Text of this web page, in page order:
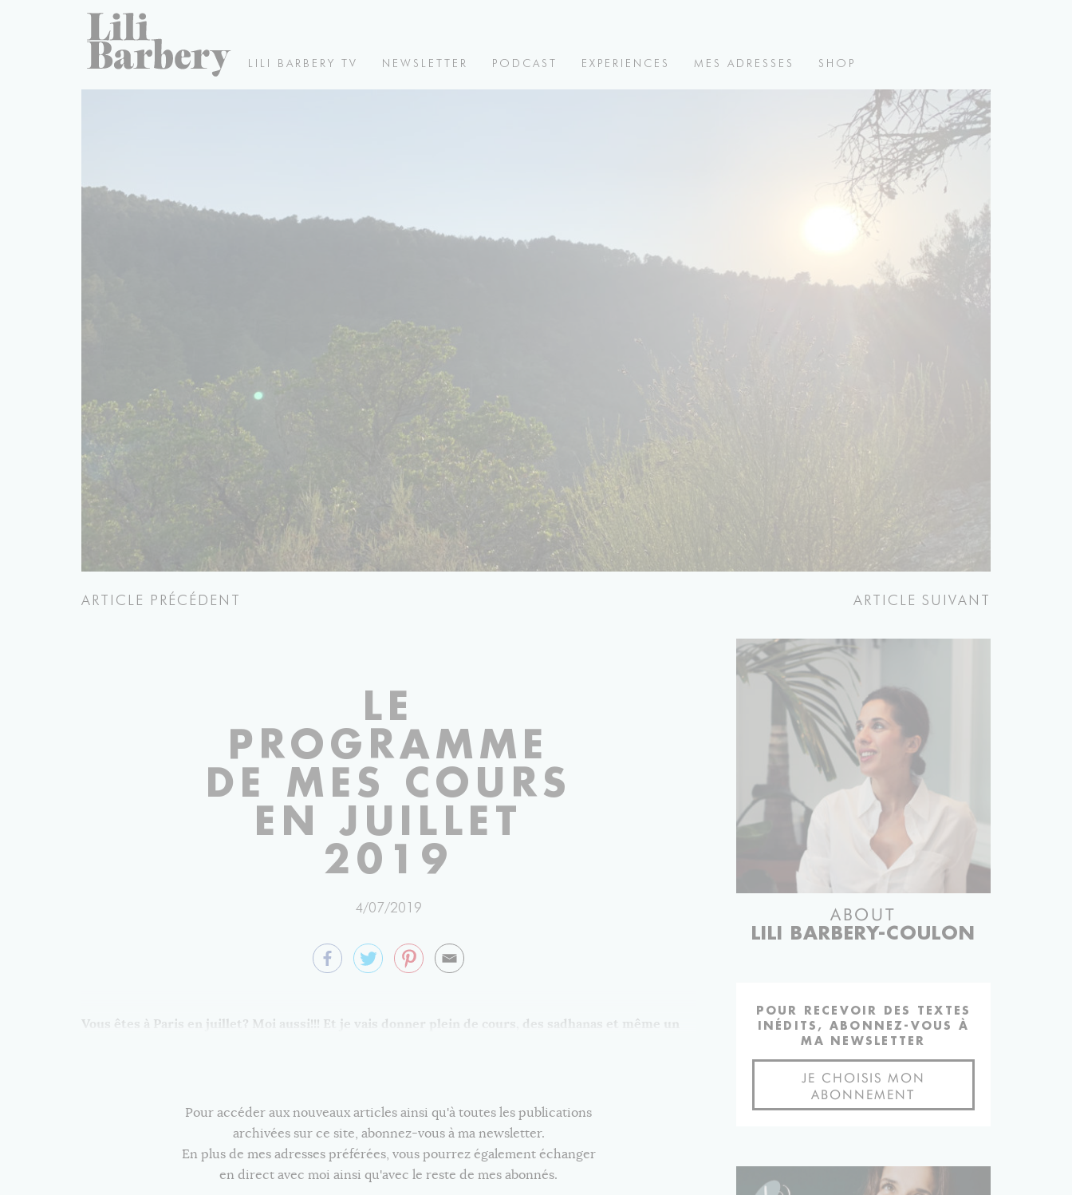
LILI BARBERY TV NEWSLETTER PODCAST EXPERIENCES MES ADRESSES SHOP
ARTICLE PRÉCÉDENT ARTICLE SUIVANT
LE
PROGRAMME
DE MES COURS
EN JUILLET
2019
4/07/2019
Vous êtes à Paris en juillet? Moi aussi!!! Et je vais donner plein de cours, des sadhanas et même un
Pour accéder aux nouveaux articles ainsi qu'à toutes les publications
archivées sur ce site, abonnez-vous à ma newsletter.
En plus de mes adresses préférées, vous pourrez également échanger
en direct avec moi ainsi qu'avec le reste de mes abonnés.
ABOUT
LILI BARBERY-COULON
POUR RECEVOIR DES TEXTES
INÉDITS, ABONNEZ-VOUS À
MA NEWSLETTER
JE CHOISIS MON
ABONNEMENT